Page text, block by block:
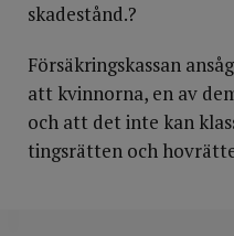
skadestånd.?
Försäkringskassan
att kvinnorna, en av
och att det inte kan
tingsrätten och